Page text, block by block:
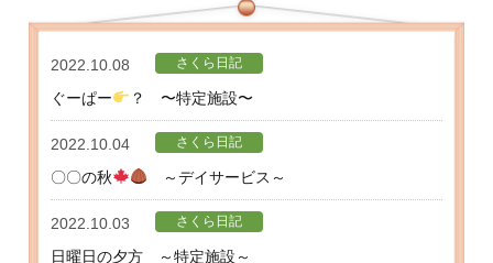
2022.10.08 さくら日記
ぐーぱー ？ 〜特定施設〜
2022.10.04 さくら日記
〇〇の秋 ～デイサービス～
2022.10.03 さくら日記
日曜日の夕方 ～特定施設～